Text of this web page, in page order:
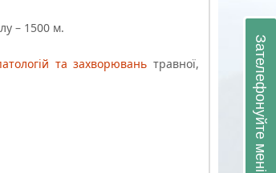
Зателефонуйте мені
– 1500 м.
та захворювань травної,